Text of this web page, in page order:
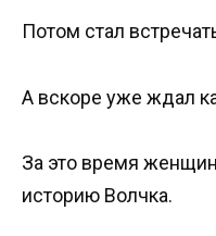
Потом стал
А вскоре уже ждал
За это время
историю Волчка.